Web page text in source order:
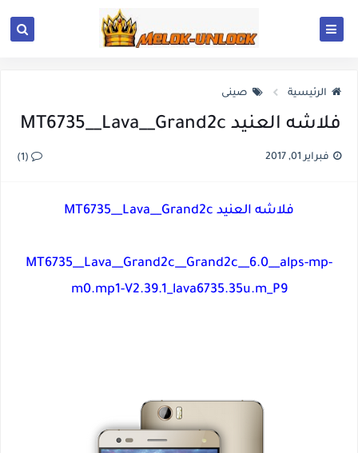
الرئيسية صينى
فلاشه العنيد MT6735__Lava__Grand2c
فبراير 01, 2017 (1)
فلاشه العنيد MT6735__Lava__Grand2c
MT6735__Lava__Grand2c__Grand2c__6.0__alps-mp-
m0.mp1-V2.39.1_lava6735.35u.m_P9